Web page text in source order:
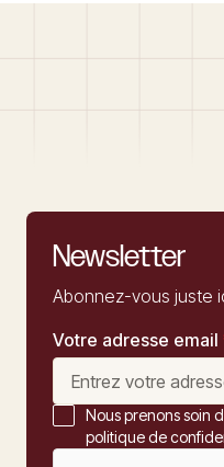
Newsletter
Abonnez-vous juste
Votre adresse email
Nous prenons soin
politique de